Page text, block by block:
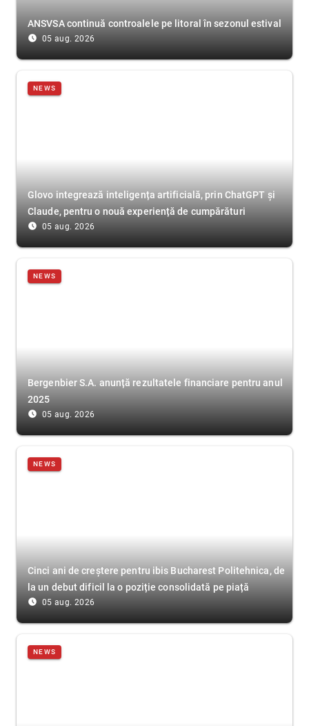
ANSVSA continuă controalele pe litoral în sezonul estival
access_time_filled 05 aug. 2026
NEWS
Glovo integrează inteligența artificială, prin ChatGPT și
Claude, pentru o nouă experiență de cumpărături
access_time_filled 05 aug. 2026
NEWS
Bergenbier S.A. anunță rezultatele financiare pentru anul
2025
access_time_filled 05 aug. 2026
NEWS
Cinci ani de creștere pentru ibis Bucharest Politehnica, de
la un debut dificil la o poziție consolidată pe piață
access_time_filled 05 aug. 2026
NEWS